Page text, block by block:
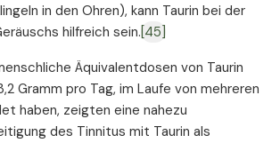
in den Ohren), kann Taurin bei der
hilfreich sein. [45]
Äquivalentdosen von Taurin
Gramm pro Tag, im Laufe von mehreren
haben, zeigten eine nahezu
des Tinnitus mit Taurin als